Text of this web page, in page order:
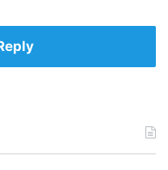
হিসাবে চেকআপ বলে মন